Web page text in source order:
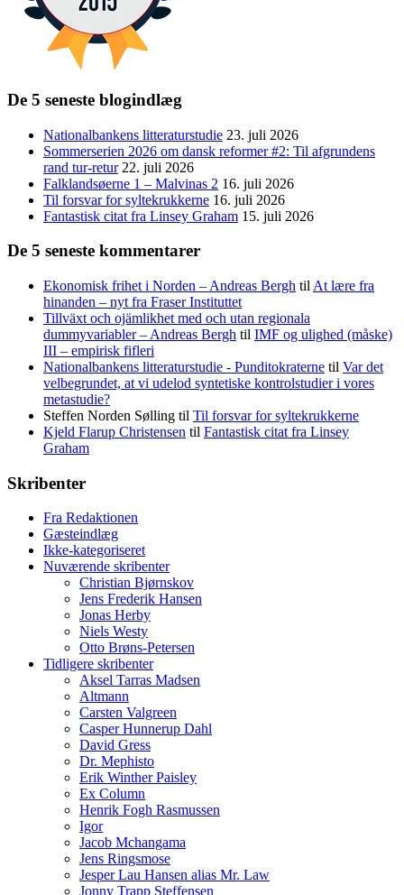
De 5 seneste blogindlæg
Nationalbankens litteraturstudie 23. juli 2026
Sommerserien 2026 om dansk reformer #2: Til afgrundens
rand tur-retur 22. juli 2026
Falklandsøerne 1 – Malvinas 2 16. juli 2026
Til forsvar for syltekrukkerne 16. juli 2026
Fantastisk citat fra Linsey Graham 15. juli 2026
De 5 seneste kommentarer
Ekonomisk frihet i Norden – Andreas Bergh til At lære fra
hinanden – nyt fra Fraser Instituttet
Tillväxt och ojämlikhet med och utan regionala
dummyvariabler – Andreas Bergh til IMF og ulighed (måske)
III – empirisk fifleri
Nationalbankens litteraturstudie - Punditokraterne til Var det
velbegrundet, at vi udelod syntetiske kontrolstudier i vores
metastudie?
Steffen Norden Sølling til Til forsvar for syltekrukkerne
Kjeld Flarup Christensen til Fantastisk citat fra Linsey
Graham
Skribenter
Fra Redaktionen
Gæsteindlæg
Ikke-kategoriseret
Nuværende skribenter
Christian Bjørnskov
Jens Frederik Hansen
Jonas Herby
Niels Westy
Otto Brøns-Petersen
Tidligere skribenter
Aksel Tarras Madsen
Altmann
Carsten Valgreen
Casper Hunnerup Dahl
David Gress
Dr. Mephisto
Erik Winther Paisley
Ex Column
Henrik Fogh Rasmussen
Igor
Jacob Mchangama
Jens Ringsmose
Jesper Lau Hansen alias Mr. Law
Jonny Trapp Steffensen